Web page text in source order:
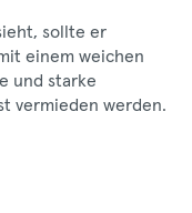
sollte er
einem weichen
und starke
vermieden werden.